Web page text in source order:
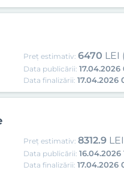
Preț estimativ:6470 LEI
Data publicării:17.04.2026
Data finalizării:17.04.2026
Preț estimativ:8312.9
Data publicării:16.04.2026
Data finalizării:17.04.2026